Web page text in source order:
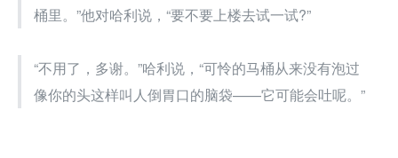
桶里。”他对哈利说，“要不要上楼去试一试?”
“不用了，多谢。”哈利说，“可怜的马桶从来没有泡过
像你的头这样叫人倒胃口的脑袋——它可能会吐呢。”